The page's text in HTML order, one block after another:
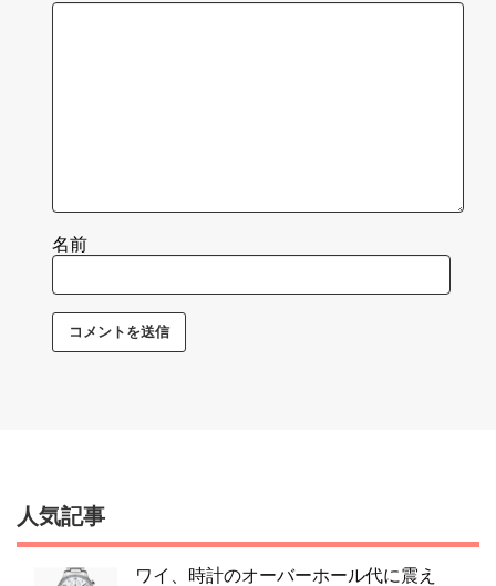
名前
人気記事
ワイ、時計のオーバーホール代に震え